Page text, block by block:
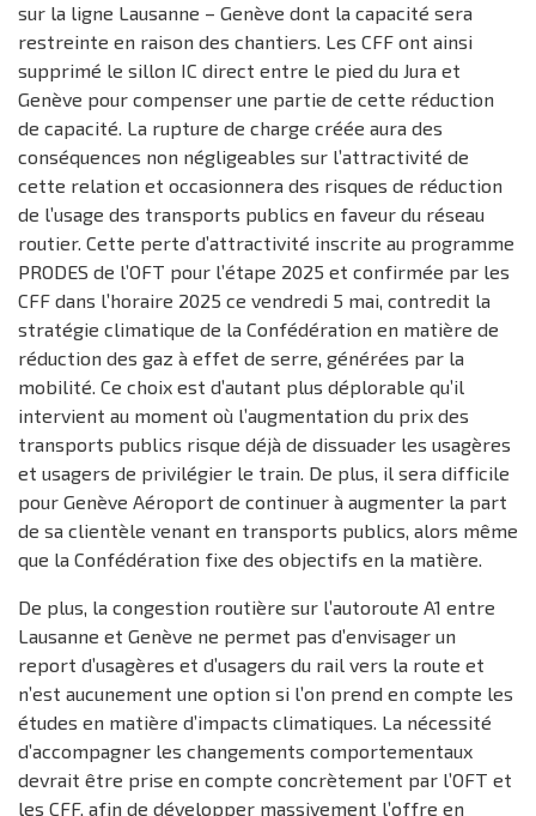
sur la ligne Lausanne – Genève dont la capacité sera
restreinte en raison des chantiers. Les CFF ont ainsi
supprimé le sillon IC direct entre le pied du Jura et
Genève pour compenser une partie de cette réduction
de capacité. La rupture de charge créée aura des
conséquences non négligeables sur l’attractivité de
cette relation et occasionnera des risques de réduction
de l’usage des transports publics en faveur du réseau
routier. Cette perte d’attractivité inscrite au programme
PRODES de l’OFT pour l’étape 2025 et confirmée par les
CFF dans l’horaire 2025 ce vendredi 5 mai, contredit la
stratégie climatique de la Confédération en matière de
réduction des gaz à effet de serre, générées par la
mobilité. Ce choix est d’autant plus déplorable qu’il
intervient au moment où l’augmentation du prix des
transports publics risque déjà de dissuader les usagères
et usagers de privilégier le train. De plus, il sera difficile
pour Genève Aéroport de continuer à augmenter la part
de sa clientèle venant en transports publics, alors même
que la Confédération fixe des objectifs en la matière.
De plus, la congestion routière sur l’autoroute A1 entre
Lausanne et Genève ne permet pas d’envisager un
report d’usagères et d’usagers du rail vers la route et
n’est aucunement une option si l’on prend en compte les
études en matière d’impacts climatiques. La nécessité
d’accompagner les changements comportementaux
devrait être prise en compte concrètement par l’OFT et
les CFF, afin de développer massivement l’offre en